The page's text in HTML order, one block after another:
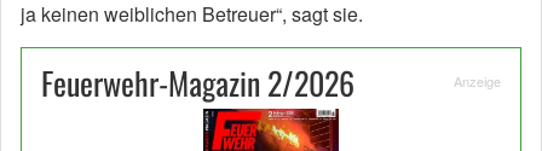
ja keinen weiblichen Betreuer“, sagt sie.
Feuerwehr-Magazin 2/2026 Anzeige